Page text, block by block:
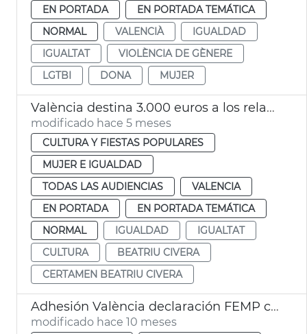
EN PORTADA
EN PORTADA TEMÁTICA
NORMAL
VALENCIÀ
IGUALDAD
IGUALTAT
VIOLÈNCIA DE GÈNERE
LGTBI
DONA MUJER
València destina 3.000 euros a los relatos premiados en el X Certamen 'Beatriu Civera' 2026
modificado hace 5 meses
CULTURA Y FIESTAS POPULARES
MUJER E IGUALDAD
TODAS LAS AUDIENCIAS
VALENCIA
EN PORTADA
EN PORTADA TEMÁTICA
NORMAL
IGUALDAD
IGUALTAT
CULTURA
BEATRIU CIVERA
CERTAMEN BEATRIU CIVERA
Adhesión València declaración FEMP contra explotación sexual
modificado hace 10 meses